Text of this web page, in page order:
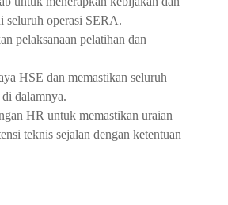
seluruh operasi SERA.
pelaksanaan pelatihan dan
HSE dan memastikan seluruh
dalamnya.
HR untuk memastikan uraian
teknis sejalan dengan ketentuan